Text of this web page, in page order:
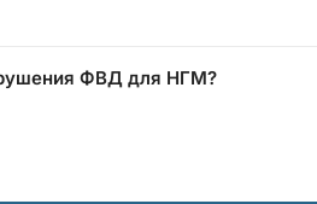
ФВД для НГМ?